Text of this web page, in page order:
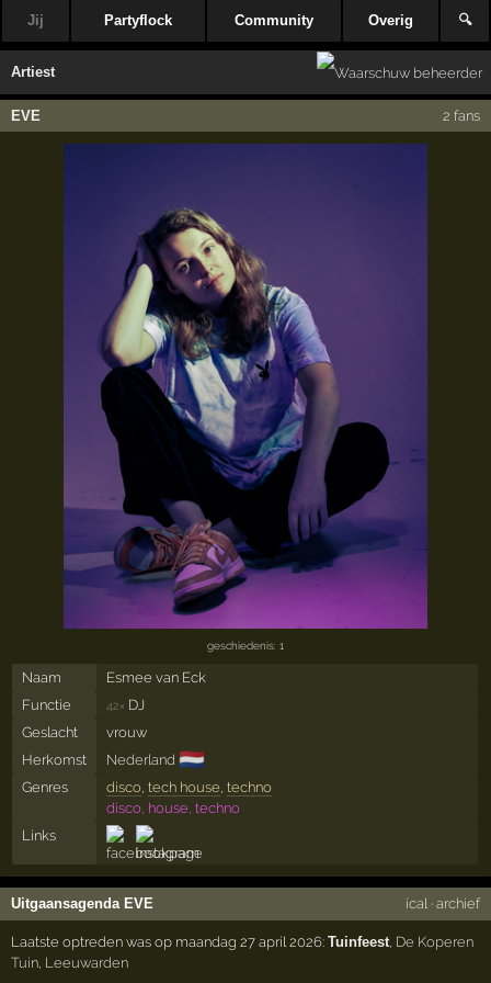
Jij Partyflock Community Overig 🔍
Artiest
EVE 2 fans
geschiedenis: 1
Naam
Esmee van Eck
Functie
42× DJ
Geslacht
vrouw
Herkomst
Nederland 🇳🇱
Genres disco, tech house techno
disco, house, techno
Links
Uitgaansagenda EVE ical· archief
Laatste optreden was op maandag 27 april 2026:Tuinfeest De Koperen
Tuin Leeuwarden